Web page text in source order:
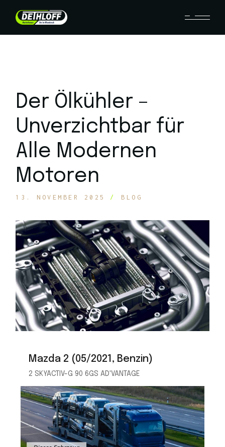
Der Ölkühler –
Unverzichtbar für
Alle Modernen
Motoren
13. NOVEMBER 2025 BLOG
Mazda 2 (05/2021, Benzin)
2 SKYACTIV-G 90 6GS AD'VANTAGE